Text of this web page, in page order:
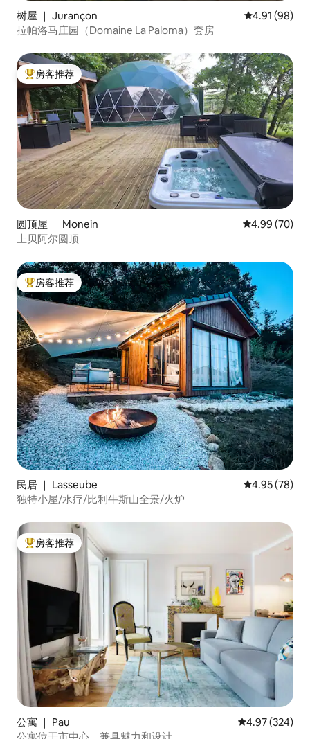
树屋 ｜ Jurançon 平均评分
4.91 (98)
拉帕洛马庄园（Domaine La Paloma）套房
热门「房客推荐」
房客推荐
圆顶屋 ｜ Monein 平均评分 4.99
4.99 (70)
上贝阿尔圆顶
热门「房客推荐」
房客推荐
民居 ｜ Lasseube 平均评分
4.95 (78)
独特小屋/水疗/比利牛斯山全景/火炉
热门「房客推荐」
房客推荐
公寓 ｜ Pau 平均评分 4.97
4.97 (324)
公寓位于市中心，兼具魅力和设计